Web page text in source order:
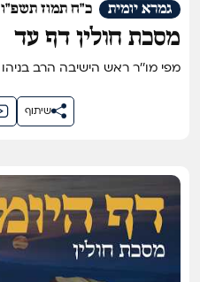
כ"ח תמוז תשפ"ו גמרא יומית
מסכת חולין דף עד
מפי מו''ר ראש הישיבה הרב בניהו שמואלי שליט''א
שיתוף